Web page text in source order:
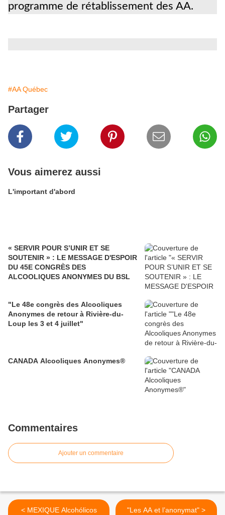
programme de rétablissement des AA.
#AA Québec
Partager
Vous aimerez aussi
L'important d'abord
« SERVIR POUR S’UNIR ET SE
SOUTENIR » : LE MESSAGE D'ESPOIR
DU 45E CONGRÈS DES
ALCOOLIQUES ANONYMES DU BSL
"Le 48e congrès des Alcooliques
Anonymes de retour à Rivière-du-
Loup les 3 et 4 juillet"
CANADA Alcooliques Anonymes®
Commentaires
Ajouter un commentaire
< MEXIQUE Alcohólicos
"Les AA et l’anonymat" >